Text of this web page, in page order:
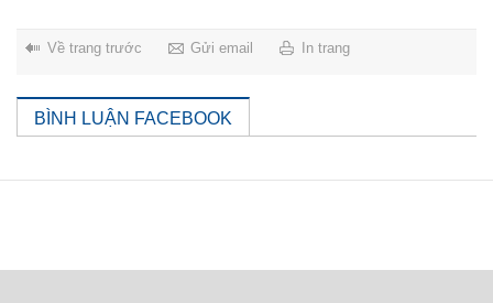
Về trang trước Gửi email In trang
BÌNH LUẬN FACEBOOK